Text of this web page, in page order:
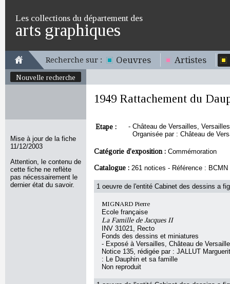
Les collections du département des
arts graphiques
Recherche sur : Oeuvres Artistes
Nouvelle recherche
Mise à jour de la fiche
11/12/2003
Attention, le contenu de
cette fiche ne reflète
pas nécessairement le
dernier état du savoir.
1949 Rattachement du
Etape : - Château de Versailles,
Organisée par : Château de
Catégorie d'exposition : Commémoration
Catalogue : 261 notices - Référence : BCMN
1 oeuvre de l'entité Cabinet des dessins a
MIGNARD Pierre
Ecole française
La Famille de Jacques II
INV 31021, Recto
Fonds des dessins et miniatures
- Exposé à Versailles, Château de
Notice 135, rédigée par : JALLUT
: Le Dauphin et sa famille
Non reproduit